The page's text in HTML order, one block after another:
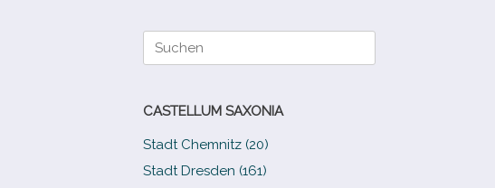
Suche
nach:
CASTELLUM SAXONIA
Stadt Chemnitz (20)
Stadt Dresden (161)